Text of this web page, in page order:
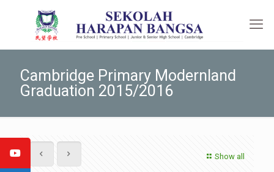
Cambridge Primary Modernland
Graduation 2015/2016
Show all